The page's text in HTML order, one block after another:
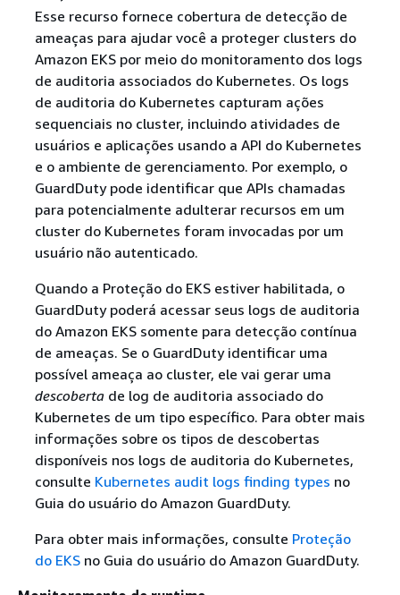
Esse recurso fornece cobertura de detecção de
ameaças para ajudar você a proteger clusters do
Amazon EKS por meio do monitoramento dos logs
de auditoria associados do Kubernetes. Os logs
de auditoria do Kubernetes capturam ações
sequenciais no cluster, incluindo atividades de
usuários e aplicações usando a API do Kubernetes
e o ambiente de gerenciamento. Por exemplo, o
GuardDuty pode identificar que APIs chamadas
para potencialmente adulterar recursos em um
cluster do Kubernetes foram invocadas por um
usuário não autenticado.
Quando a Proteção do EKS estiver habilitada, o
GuardDuty poderá acessar seus logs de auditoria
do Amazon EKS somente para detecção contínua
de ameaças. Se o GuardDuty identificar uma
possível ameaça ao cluster, ele vai gerar uma
descobertade log de auditoria associado do
Kubernetes de um tipo específico. Para obter mais
informações sobre os tipos de descobertas
disponíveis nos logs de auditoria do Kubernetes,
consulte Kubernetes audit logs finding types no
Guia do usuário do Amazon GuardDuty.
Para obter mais informações, consulte Proteção
do EKSno Guia do usuário do Amazon GuardDuty.